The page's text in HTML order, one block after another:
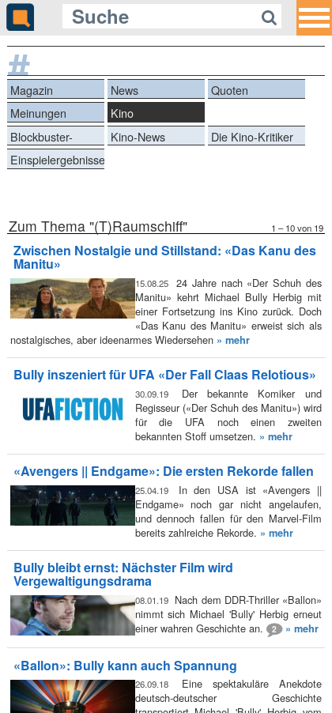
#
(T)Raumschiff
Magazin News
Quoten
Meinungen
Kino
Blockbuster-
Battle
Kino-News
Die Kino-Kritiker
Einspielergebnisse
Zum Thema "(T)Raumschiff" 1 – 10 von 19
Zwischen Nostalgie und Stillstand: «Das Kanu des
Manitu»
15.08.25
24 Jahre nach «Der Schuh des
Manitu» kehrt Michael Bully Herbig mit
einer Fortsetzung ins Kino zurück. Doch
«Das Kanu des Manitu» erweist sich als
nostalgisches, aber ideenarmes Wiedersehen » mehr
Bully inszeniert für UFA «Der Fall Claas Relotious»
30.09.19
Der bekannte Komiker und
Regisseur («Der Schuh des Manitu») wird
für die UFA noch einen zweiten
bekannten Stoff umsetzen. » mehr
«Avengers || Endgame»: Die ersten Rekorde fallen
25.04.19
In den USA ist «Avengers ||
Endgame» noch gar nicht angelaufen,
und dennoch fallen für den Marvel-Film
bereits zahlreiche Rekorde. » mehr
Bully bleibt ernst: Nächster Film wird
Vergewaltigungsdrama
08.01.19 Nach dem DDR-Thriller «Ballon»
nimmt sich Michael 'Bully' Herbig erneut
einer wahren Geschichte an.
2 » mehr
«Ballon»: Bully kann auch Spannung
26.09.18
Eine spektakuläre Anekdote
deutsch-deutscher Geschichte